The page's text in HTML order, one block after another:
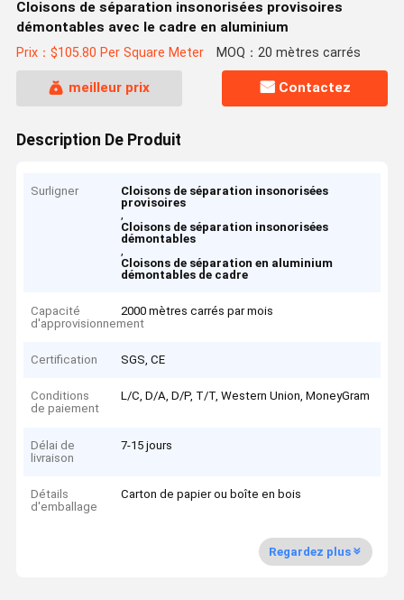
Cloisons de séparation insonorisées provisoires
démontables avec le cadre en aluminium
Prix：$105.80 Per Square Meter MOQ：20 mètres carrés
meilleur prix Contactez
Description De Produit
Surligner
Cloisons de séparation insonorisées
provisoires
,
Cloisons de séparation insonorisées
démontables
,
Cloisons de séparation en aluminium
démontables de cadre
Capacité
d'approvisionnement
2000 mètres carrés par mois
Certification SGS, CE
Conditions
de paiement
L/C, D/A, D/P, T/T, Western Union, MoneyGram
Délai de
livraison
7-15 jours
Détails
d'emballage
Carton de papier ou boîte en bois
Regardez plus